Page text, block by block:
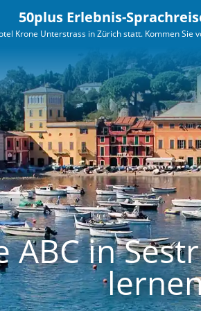
50plus Erlebnis-
Krone Unterstrass in Zürich statt. Kommen
ABC in
KURSANGEBOTE
BUSINESS 30PLUS
Schweiz
Kanada
Tahiti
Réunion
Spanisch
Spanien
Costa Rica
Mexiko
Kuba
Ecuador
Kolumbien